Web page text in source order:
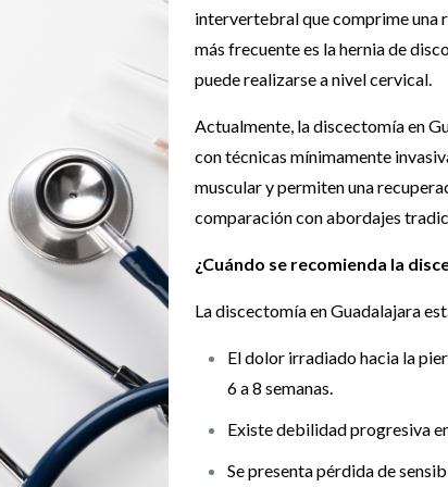
intervertebral que comprime una
más frecuente es la hernia de
puede realizarse a nivel cervical.
Actualmente, la discectomía en
con técnicas mínimamente
muscular y permiten una
comparación con abordajes
¿Cuándo se recomienda la
La discectomía en Guadalajara
El dolor irradiado hacia la
6 a 8 semanas.
Existe debilidad progresiva
Se presenta pérdida de